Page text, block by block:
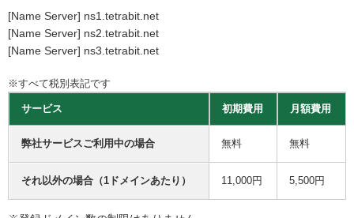
[Name Server] ns1.tetrabit.net
[Name Server] ns2.tetrabit.net
[Name Server] ns3.tetrabit.net
※すべて税別表記です
サービス 初期費用 月額費用
弊社サービスご利用中の場合 無料 無料
それ以外の場合（1ドメインあたり） 11,000円 5,500円